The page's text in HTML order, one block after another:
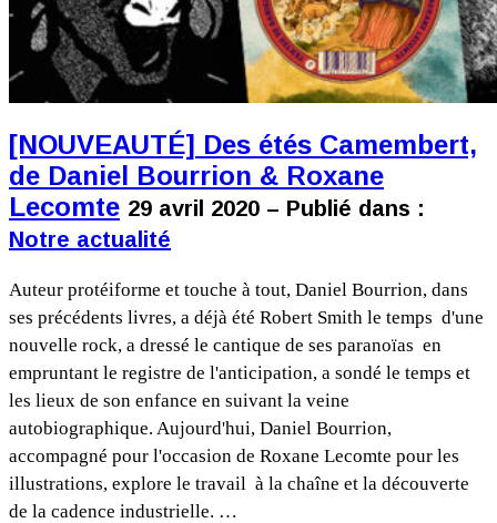
[NOUVEAUTÉ] Des étés Camembert,
de Daniel Bourrion & Roxane
Lecomte 29 avril 2020 – Publié dans :
Notre actualité
Auteur protéiforme et touche à tout, Daniel Bourrion, dans
ses précédents livres, a déjà été Robert Smith le temps d'une
nouvelle rock, a dressé le cantique de ses paranoïas en
empruntant le registre de l'anticipation, a sondé le temps et
les lieux de son enfance en suivant la veine
autobiographique. Aujourd'hui, Daniel Bourrion,
accompagné pour l'occasion de Roxane Lecomte pour les
illustrations, explore le travail à la chaîne et la découverte
de la cadence industrielle. …